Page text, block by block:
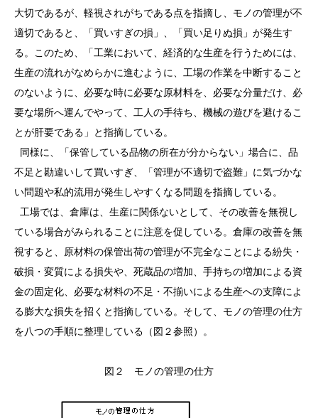
大切であるが、軽視されがちである点を指摘し、モノの管理が不
適切であると、「買いすぎの損」、「買い足りぬ損」が発生す
る。このため、「工業において、経済的な生産を行うためには、
生産の流れがなめらかに進むように、工場の作業を中断すること
のないように、必要な時に必要な原材料を、必要な分量だけ、必
要な場所へ運んでやって、工人の手待ち、機械の遊びを避けるこ
とが肝要である」と指摘している。
同様に、「保管している品物の所在が分からない」場合に、品
不足と勘違いして買いすぎ、「管理が不適切で盗難」に気づかな
い問題や私的流用が発生しやすくなる問題を指摘している。
工場では、倉庫は、生産に関係ないとして、その改善を無視し
ている場合がみられることに注意を促している。倉庫の改善を無
視すると、原材料の保管出荷の管理が不完全なことによる紛失・
破損・変質による損失や、死蔵品の増加、手持ちの増加による資
金の固定化、必要な材料の不足・不揃いによる生産への支障によ
る膨大な損失を招くと指摘している。そして、モノの管理の仕方
を八つの手順に整理している（図２参照）。
図２ モノの管理の仕方